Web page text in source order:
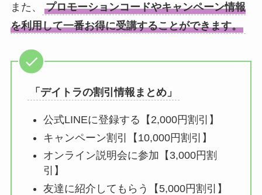
また、
プロモーションコードやキャンペーン情報
を利用して一番お得に受講することができます。
「デイトラの割引情報まとめ」
公式LINEに登録する【2,000円割引】
キャンペーン割引【10,000円割引】
オンライン説明会に参加【3,000円割
引】
友達に紹介してもらう【5,000円割引】